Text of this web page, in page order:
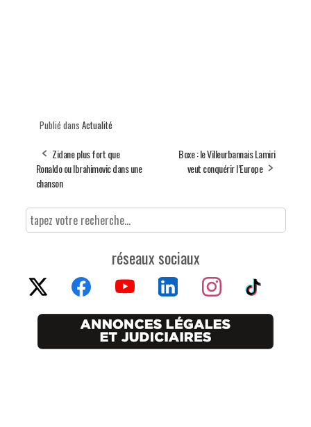
Publié dans Actualité
Zidane plus fort que
Ronaldo ou Ibrahimovic dans une
chanson
Boxe : le Villeurbannais Lamiri
veut conquérir l’Europe
réseaux sociaux